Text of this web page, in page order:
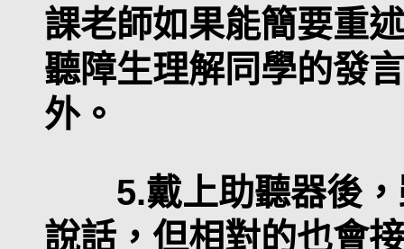
課老師如果能簡要重
聽障生理解同學的發
外。
5.戴上助聽器後，
說話，但相對的也會